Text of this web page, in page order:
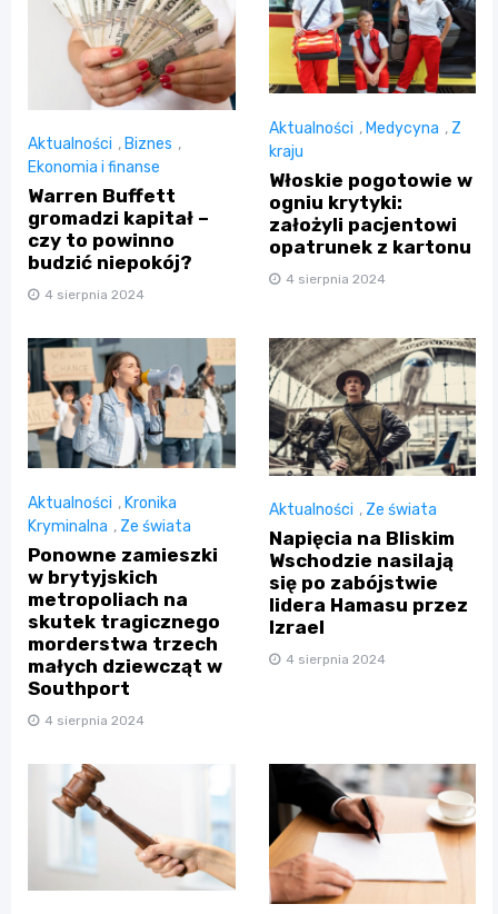
Aktualności , Biznes ,
Ekonomia i finanse
Warren Buffett
gromadzi kapitał –
czy to powinno
budzić niepokój?
4 sierpnia 2024
Aktualności , Medycyna , Z
kraju
Włoskie pogotowie w
ogniu krytyki:
założyli pacjentowi
opatrunek z kartonu
4 sierpnia 2024
Aktualności , Kronika
Kryminalna , Ze świata
Ponowne zamieszki
w brytyjskich
metropoliach na
skutek tragicznego
morderstwa trzech
małych dziewcząt w
Southport
4 sierpnia 2024
Aktualności , Ze świata
Napięcia na Bliskim
Wschodzie nasilają
się po zabójstwie
lidera Hamasu przez
Izrael
4 sierpnia 2024